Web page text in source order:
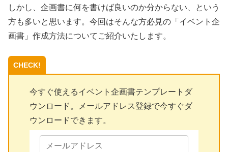
しかし、企画書に何を書けば良いのか分からない、という
方も多いと思います。今回はそんな方必見の「イベント企
画書」作成方法についてご紹介いたします。
今すぐ使えるイベント企画書テンプレートダ
ウンロード。メールアドレス登録で今すぐダ
ウンロードできます。